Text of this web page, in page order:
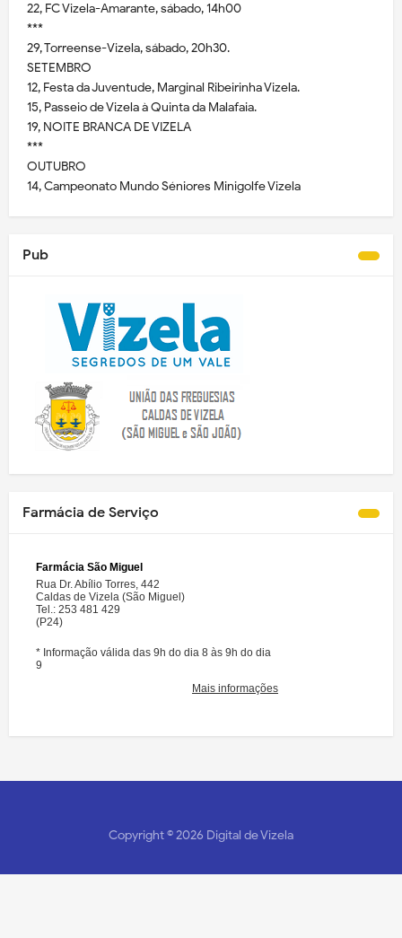
22, FC Vizela-Amarante, sábado, 14h00
***
29, Torreense-Vizela, sábado, 20h30.
SETEMBRO
12, Festa da Juventude, Marginal Ribeirinha Vizela.
15, Passeio de Vizela à Quinta da Malafaia.
19, NOITE BRANCA DE VIZELA
***
OUTUBRO
14, Campeonato Mundo Séniores Minigolfe Vizela
Pub
Farmácia de Serviço
Copyright ©2026 Digital de Vizela